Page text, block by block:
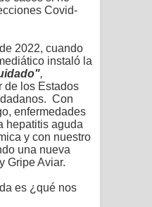
Covid-
2022, cuando
instaló la
,
de los Estados
Con
enfermedades
hepatitis aguda
y con nuestro
una nueva
Gripe Aviar.
es ¿qué nos